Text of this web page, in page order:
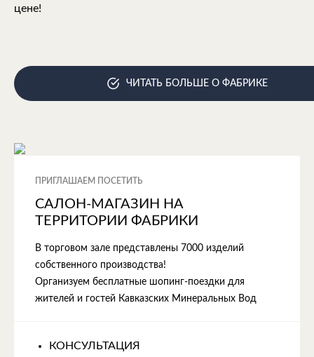
цене!
ЧИТАТЬ БОЛЬШЕ О ФАБРИКЕ
ПРИГЛАШАЕМ ПОСЕТИТЬ
САЛОН-МАГАЗИН НА
ТЕРРИТОРИИ ФАБРИКИ
В торговом зале представлены 7000 изделий
собственного производства!
Организуем бесплатные шопинг-поездки для
жителей и гостей Кавказских Минеральных Вод
КОНСУЛЬТАЦИЯ